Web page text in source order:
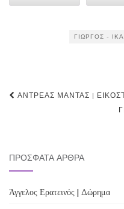
ΓΙΏΡΓΟΣ -
Post
ΑΝΤΡΈΑΣ ΜΑΝΤΆΣ |
ΠΡΌΣΦΑΤΑ ΆΡΘΡΑ
Άγγελος Ερατεινός | Δώρημα